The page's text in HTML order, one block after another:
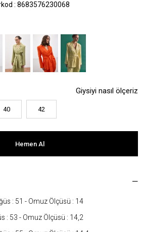
: 8683576230068
Giysiyi nasıl ölçeriz
40 42
: 51 - Omuz Ölçüsü : 14
: 53 - Omuz Ölçüsü : 14,2